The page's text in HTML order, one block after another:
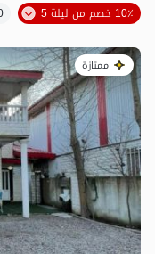
10٪ خصم من ليلة 5
ممتازة